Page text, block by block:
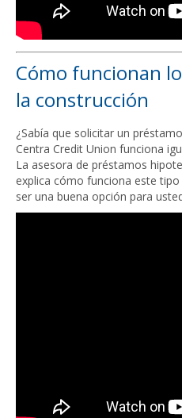
Cómo funcionan
la construcción
¿Sabía que solicitar un
Centra Credit Union funciona
La asesora de préstamos
explica cómo funciona este
ser una buena opción para